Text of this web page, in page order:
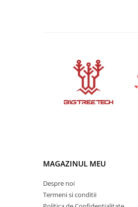
Accesorii trotinete electrice
MAGAZINUL MEU
Despre noi
Termeni si conditii